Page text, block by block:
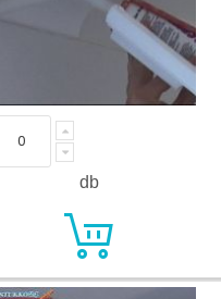
db